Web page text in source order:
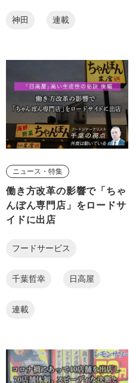
神田 連載
ニュース・特集
働き方改革の影響で「ちゃ
んぽん専門店」をロードサ
イドに出店
フードサービス
千葉哲幸 日高屋
連載